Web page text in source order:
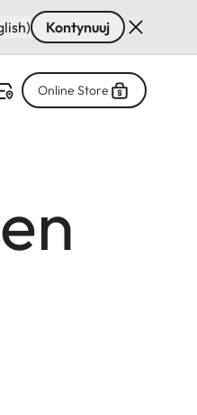
Kontynuuj
Online Store